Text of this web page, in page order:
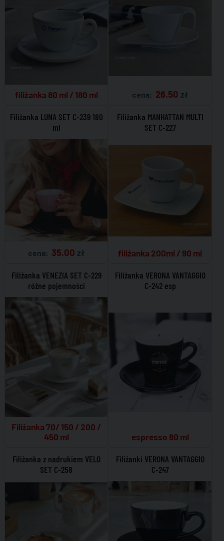
filiżanka 80 ml / 180 ml cena: 26.50 zł
Filiżanka LUNA SET C-239 180
ml
cena: 35.00 zł
Filiżanka MANHATTAN MULTI
SET C-227
filiżanka 200ml / 90 ml
Filiżanka VENEZIA SET C-229
różne pojemności
Filiżanka 70/ 150 / 200 /
450 ml
Filiżanka VERONA VANTAGGIO
C-242 esp
espresso 80 ml
Filiżanka z nadrukiem VELO
SET C-258
Filiżanki VERONA VANTAGGIO
C-247